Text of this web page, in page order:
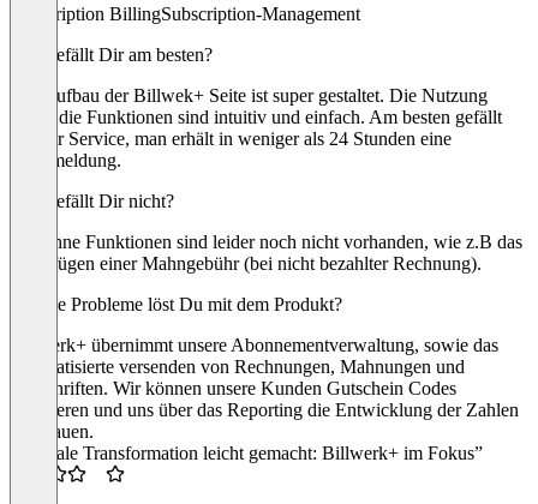
Subscription BillingSubscription-Management
Was gefällt Dir am besten?
Der Aufbau der Billwek+ Seite ist super gestaltet. Die Nutzung
sowie die Funktionen sind intuitiv und einfach. Am besten gefällt
mir der Service, man erhält in weniger als 24 Stunden eine
Rückmeldung.
Was gefällt Dir nicht?
Manchne Funktionen sind leider noch nicht vorhanden, wie z.B das
hinzufügen einer Mahngebühr (bei nicht bezahlter Rechnung).
Welche Probleme löst Du mit dem Produkt?
Billwerk+ übernimmt unsere Abonnementverwaltung, sowie das
automatisierte versenden von Rechnungen, Mahnungen und
Gutschriften. Wir können unsere Kunden Gutschein Codes
generieren und uns über das Reporting die Entwicklung der Zahlen
anschauen.
“Digitale Transformation leicht gemacht: Billwerk+ im Fokus”